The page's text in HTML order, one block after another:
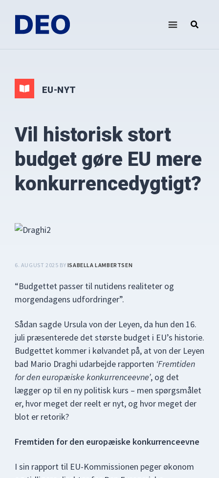
indhold
direkte
footer
Oplysningsforbundet
EU-NYT
Vil historisk stort
budget gøre EU mere
konkurrencedygtigt?
6. AUGUST 2025 BY ISABELLA LAMBERTSEN
“Budgettet passer til nutidens realiteter og
morgendagens udfordringer”.
Sådan sagde Ursula von der Leyen, da hun den 16.
juli præsenterede det største budget i EU’s historie.
Budgettet kommer i kølvandet på, at von der Leyen
bad Mario Draghi udarbejde rapporten ‘Fremtiden
for den europæiske konkurrenceevne’, og det
lægger op til en ny politisk kurs – men spørgsmålet
er, hvor meget der reelt er nyt, og hvor meget der
blot er retorik?
Fremtiden for den europæiske konkurrenceevne
I sin rapport til EU-Kommissionen peger økonom